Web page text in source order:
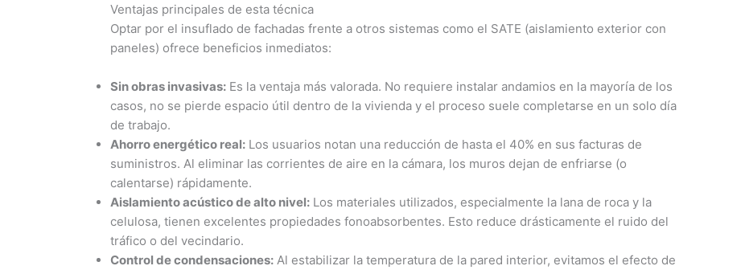
Ventajas principales de esta técnica
Optar por el insuflado de fachadas frente a otros sistemas como el SATE (aislamiento exterior con
paneles) ofrece beneficios inmediatos:
Sin obras invasivas: Es la ventaja más valorada. No requiere instalar andamios en la mayoría de los
casos, no se pierde espacio útil dentro de la vivienda y el proceso suele completarse en un solo día
de trabajo.
Ahorro energético real: Los usuarios notan una reducción de hasta el 40% en sus facturas de
suministros. Al eliminar las corrientes de aire en la cámara, los muros dejan de enfriarse (o
calentarse) rápidamente.
Aislamiento acústico de alto nivel: Los materiales utilizados, especialmente la lana de roca y la
celulosa, tienen excelentes propiedades fonoabsorbentes. Esto reduce drásticamente el ruido del
tráfico o del vecindario.
Control de condensaciones: Al estabilizar la temperatura de la pared interior, evitamos el efecto de